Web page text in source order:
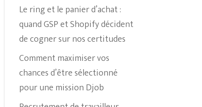
Le ring et le panier d’achat :
quand GSP et Shopify décident
de cogner sur nos certitudes
Comment maximiser vos
chances d’être sélectionné
pour une mission Djob